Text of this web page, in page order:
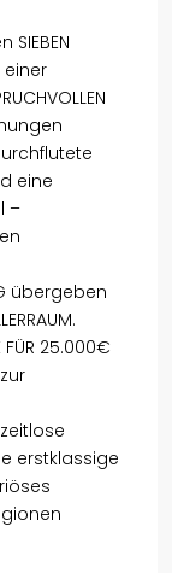
einer
eine
–
übergeben
FÜR 25.000€
erstklassige